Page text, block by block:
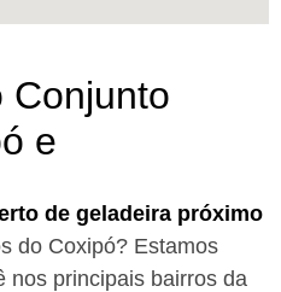
Conjunto
e
de geladeira próximo
do Coxipó? Estamos
nos principais bairros da